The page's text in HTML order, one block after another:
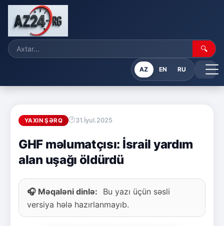
🔍
AZ EN RU
YAXIN ŞƏRQ 31.İyul.2025
GHF məlumatçısı: İsrail yardım
alan uşağı öldürdü
🎧 Məqaləni dinlə:
Bu yazı üçün səsli
versiya hələ hazırlanmayıb.